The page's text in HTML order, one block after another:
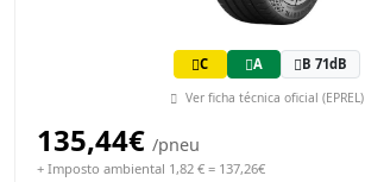
C A B 71dB
Ver ficha técnica oficial (EPREL)
135,44€ /pneu
+ Imposto ambiental 1,82 € = 137,26€